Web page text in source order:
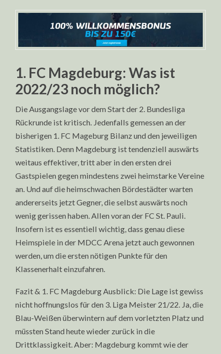
1. FC Magdeburg: Was ist
2022/23 noch möglich?
Die Ausgangslage vor dem Start der 2. Bundesliga
Rückrunde ist kritisch. Jedenfalls gemessen an der
bisherigen 1. FC Mageburg Bilanz und den jeweiligen
Statistiken. Denn Magdeburg ist tendenziell auswärts
weitaus effektiver, tritt aber in den ersten drei
Gastspielen gegen mindestens zwei heimstarke Vereine
an. Und auf die heimschwachen Bördestädter warten
andererseits jetzt Gegner, die selbst auswärts noch
wenig gerissen haben. Allen voran der FC St. Pauli.
Insofern ist es essentiell wichtig, dass genau diese
Heimspiele in der MDCC Arena jetzt auch gewonnen
werden, um die ersten nötigen Punkte für den
Klassenerhalt einzufahren.
Fazit & 1. FC Magdeburg Ausblick: Die Lage ist gewiss
nicht hoffnungslos für den 3. Liga Meister 21/22. Ja, die
Blau-Weißen überwintern auf dem vorletzten Platz und
müssten Stand heute wieder zurück in die
Drittklassigkeit. Aber: Magdeburg kommt wie der